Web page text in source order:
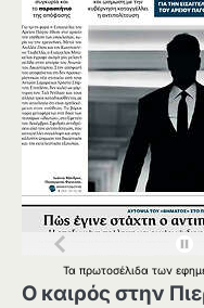
Τα πρωτοσέλιδα των
Ο καιρός στην